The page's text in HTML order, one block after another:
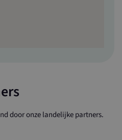
door onze landelijke partners.